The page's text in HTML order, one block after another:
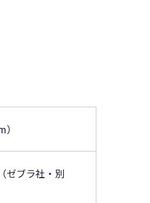
ゼブラ社・別